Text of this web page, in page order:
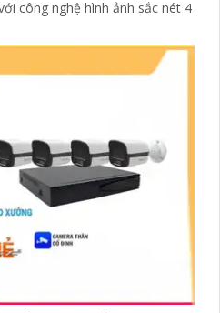
triển với công nghệ hình ảnh sắc nét 4